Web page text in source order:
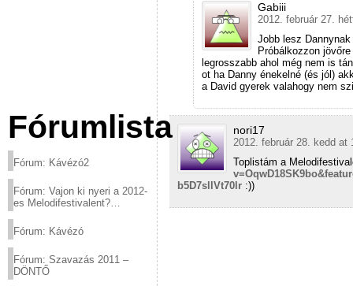
Fórumlista
Fórum: Kávézó2
Fórum: Vajon ki nyeri a 2012-
es Melodifestivalent?
Fórum: Kávézó
Fórum: Szavazás 2011 –
DÖNTŐ
Gabiii
2012. február 27.
Jobb lesz
Próbálkozzon
legrosszabb ahol még nem is
ot ha Danny énekelné (és jól)
a David gyerek valahogy nem
nori17
2012. február 28. kedd at
Toplistám a
b5D7sllVt70lr :))